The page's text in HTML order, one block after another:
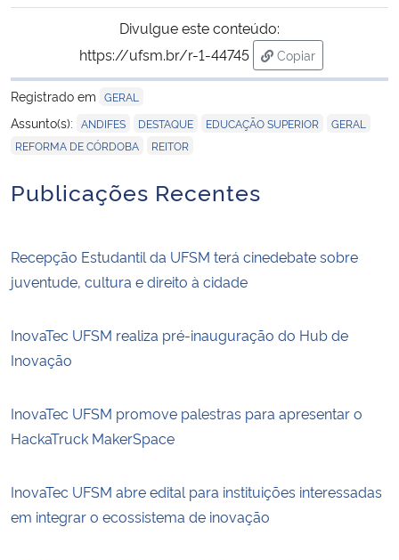
Divulgue este conteúdo:
https://ufsm.br/r-1-44745
Copiar
para área de
Registrado em GERAL
Assunto(s): ANDIFES DESTAQUE EDUCAÇÃO SUPERIOR GERAL
REFORMA DE CÓRDOBA REITOR
Publicações Recentes
Recepção Estudantil da UFSM terá cinedebate sobre
juventude, cultura e direito à cidade
InovaTec UFSM realiza pré-inauguração do Hub de
Inovação
InovaTec UFSM promove palestras para apresentar o
HackaTruck MakerSpace
InovaTec UFSM abre edital para instituições interessadas
em integrar o ecossistema de inovação